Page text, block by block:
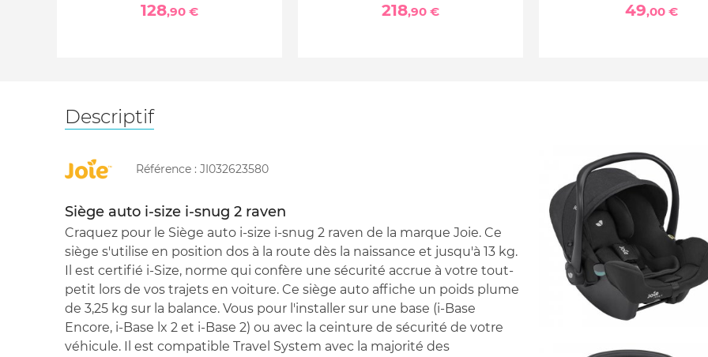
128,90 € 218,90 € 49,00 €
Descriptif
Référence : JI032623580
Siège auto i-size i-snug 2 raven
Craquez pour le Siège auto i-size i-snug 2 raven de la marque Joie. Ce
siège s'utilise en position dos à la route dès la naissance et jusqu'à 13 kg.
Il est certifié i-Size, norme qui confère une sécurité accrue à votre tout-
petit lors de vos trajets en voiture. Ce siège auto affiche un poids plume
de 3,25 kg sur la balance. Vous pour l'installer sur une base (i-Base
Encore, i-Base lx 2 et i-Base 2) ou avec la ceinture de sécurité de votre
véhicule. Il est compatible Travel System avec la majorité des